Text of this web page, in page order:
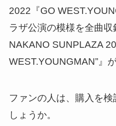
2022『GO
ラザ公演の模様を全曲
NAKANO SUNPLAZA
WEST.YOUNGMAN”』
ファンの人は、購入を
しょうか。